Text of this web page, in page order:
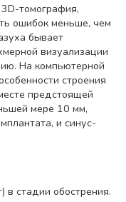
томография,
ошибок меньше, чем
бывает
визуализации
На компьютерной
строения
предстоящей
мере 10 мм,
и синус-
в стадии обострения.